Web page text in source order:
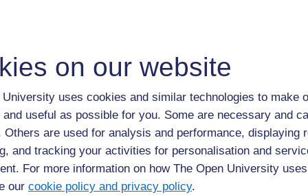
on our website
University uses cookies and similar technologies to make
useful as possible for you. Some are necessary and
Others are used for analysis and performance, displaying
and tracking your activities for personalisation and
For more information on how The Open University
our cookie policy and privacy policy.